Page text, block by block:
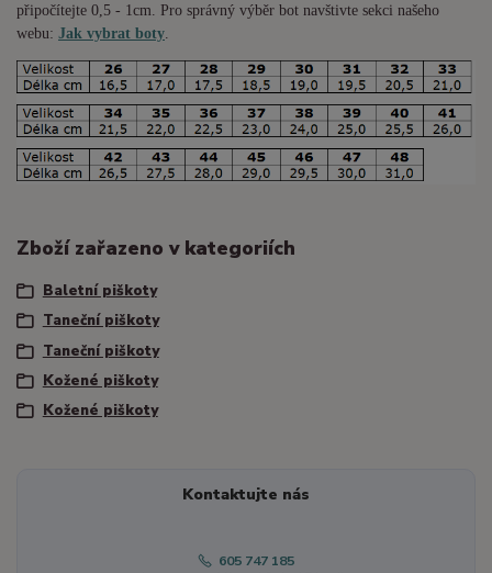
připočítejte 0,5 - 1cm . Pro správný výběr bot navštivte sekci našeho
webu: Jak vybrat boty
Zboží zařazeno v kategoriích
Baletní piškoty
Taneční piškoty
Taneční piškoty
Kožené piškoty
Kožené piškoty
Kontaktujte nás
605 747 185